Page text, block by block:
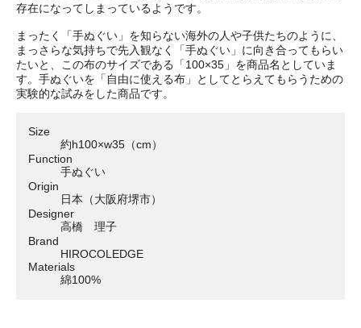
存在になってしまっているようです。
まったく「手ぬぐい」を知らない海外の人や子供たちのように、
まっさらな気持ちで先入観なく「手ぬぐい」に向き合ってもらい
たいと、この布のサイズである「100×35」を商品名としていま
す。手ぬぐいを「自由に使える布」としてとらえてもらうための
実験的な試みをした商品です。
Size
約h100×w35（cm）
Function
手ぬぐい
Origin
日本（大阪府堺市）
Designer
高橋 理子
Brand
HIROCOLEDGE
Materials
綿100%